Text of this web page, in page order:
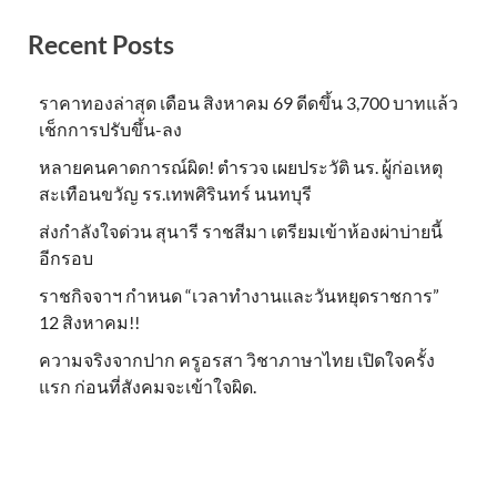
Recent Posts
ราคาทองล่าสุด เดือน สิงหาคม 69 ดีดขึ้น 3,700 บาทแล้ว
เช็กการปรับขึ้น-ลง
หลายคนคาดการณ์ผิด! ตำรวจ เผยประวัติ นร. ผู้ก่อเหตุ
สะเทือนขวัญ รร.เทพศิรินทร์ นนทบุรี
ส่งกำลังใจด่วน สุนารี ราชสีมา เตรียมเข้าห้องผ่าบ่ายนี้
อีกรอบ
ราชกิจจาฯ กำหนด “เวลาทำงานและวันหยุดราชการ”
12 สิงหาคม!!
ความจริงจากปาก ครูอรสา วิชาภาษาไทย เปิดใจครั้ง
แรก ก่อนที่สังคมจะเข้าใจผิด.